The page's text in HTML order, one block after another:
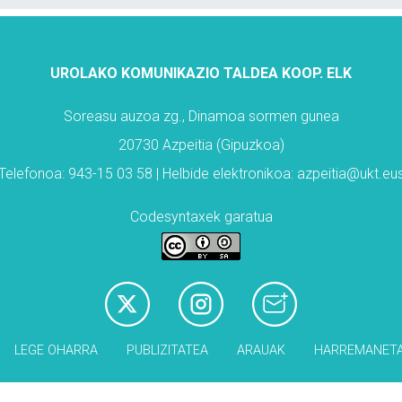
UROLAKO KOMUNIKAZIO TALDEA KOOP. ELK
Soreasu auzoa zg., Dinamoa sormen gunea
20730 Azpeitia (Gipuzkoa)
943-15 03 58 | Helbide elektronikoa:
Codesyntaxek garatua
LEGE OHARRA PUBLIZITATEA ARAUAK